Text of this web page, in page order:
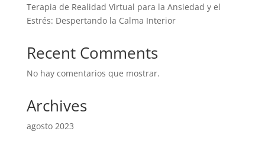
Terapia de Realidad Virtual para la Ansiedad y el
Estrés: Despertando la Calma Interior
Recent Comments
No hay comentarios que mostrar.
Archives
agosto 2023